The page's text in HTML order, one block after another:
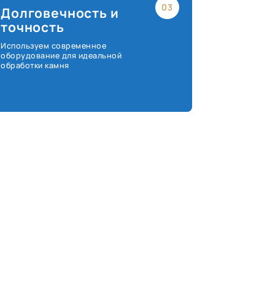
03
Долговечность и
точность
Используем современное
оборудование для идеальной
обработки камня